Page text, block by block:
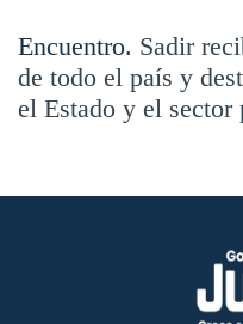
Encuentro. Sadir
de todo el país y
el Estado y el sector